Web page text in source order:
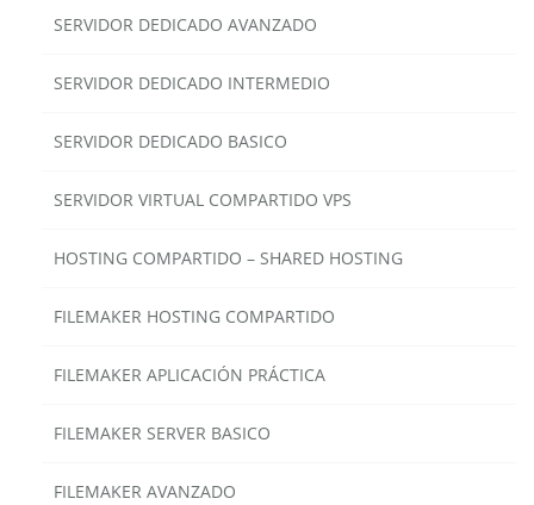
SERVIDOR DEDICADO AVANZADO
SERVIDOR DEDICADO INTERMEDIO
SERVIDOR DEDICADO BASICO
SERVIDOR VIRTUAL COMPARTIDO VPS
HOSTING COMPARTIDO – SHARED HOSTING
FILEMAKER HOSTING COMPARTIDO
FILEMAKER APLICACIÓN PRÁCTICA
FILEMAKER SERVER BASICO
FILEMAKER AVANZADO